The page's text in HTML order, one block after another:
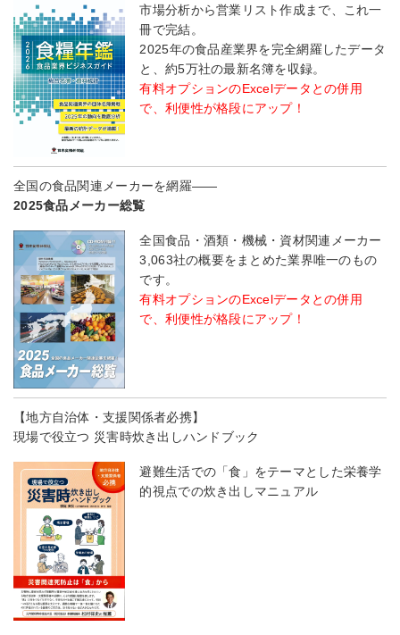
市場分析から営業リスト作成まで、これ一
冊で完結。
2025年の食品産業界を完全網羅したデータ
と、約5万社の最新名簿を収録。
有料オプションのExcelデータとの併用
で、利便性が格段にアップ！
全国の食品関連メーカーを網羅――
2025食品メーカー総覧
全国食品・酒類・機械・資材関連メーカー
3,063社の概要をまとめた業界唯一のもの
です。
有料オプションのExcelデータとの併用
で、利便性が格段にアップ！
【地方自治体・支援関係者必携】
現場で役立つ 災害時炊き出しハンドブック
避難生活での「食」をテーマとした栄養学
的視点での炊き出しマニュアル